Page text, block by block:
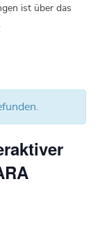
ist über das